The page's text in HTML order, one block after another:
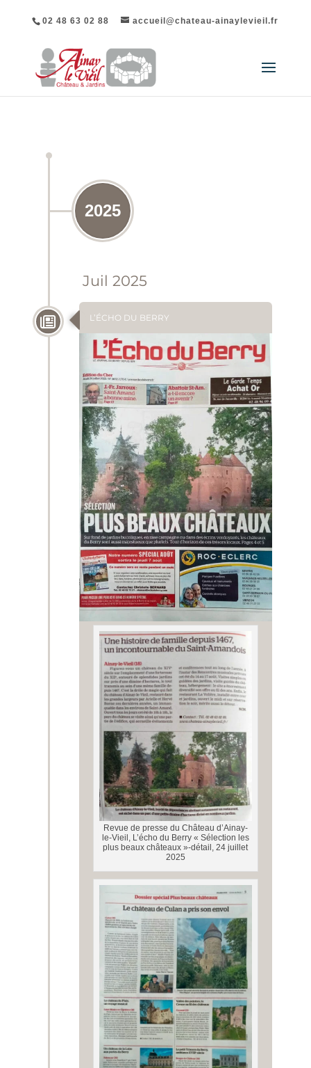
02 48 63 02 88 accueil@chateau-ainaylevieil.fr
2025
Juil 2025
L’ÉCHO DU BERRY
Revue de presse du Château d’Ainay-
le-Vieil, L’écho du Berry « Sélection les
plus beaux châteaux »-détail, 24 juillet
2025